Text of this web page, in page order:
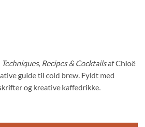
Recipes & Cocktailsaf Chloë
guide til cold brew. Fyldt med
og kreative kaffedrikke.